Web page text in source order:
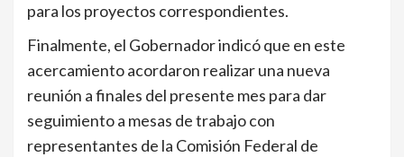
para los proyectos correspondientes.
Finalmente, el Gobernador indicó que en este
acercamiento acordaron realizar una nueva
reunión a finales del presente mes para dar
seguimiento a mesas de trabajo con
representantes de la Comisión Federal de